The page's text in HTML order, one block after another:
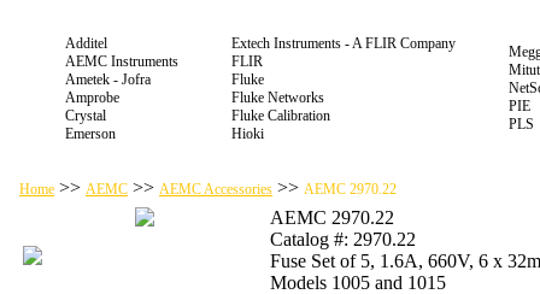
Additel
AEMC Instruments
Ametek - Jofra
Amprobe
Crystal
Emerson
Extech Instruments - A FLIR Company
FLIR
Fluke
Fluke Networks
Fluke Calibration
Hioki
PIE
PLS
Home >> AEMC >> AEMC Accessories >> AEMC 2970.22
AEMC 2970.22
Catalog #: 2970.22
Fuse Set of 5, 1.6A, 660V, 6 x
Models 1005 and 1015